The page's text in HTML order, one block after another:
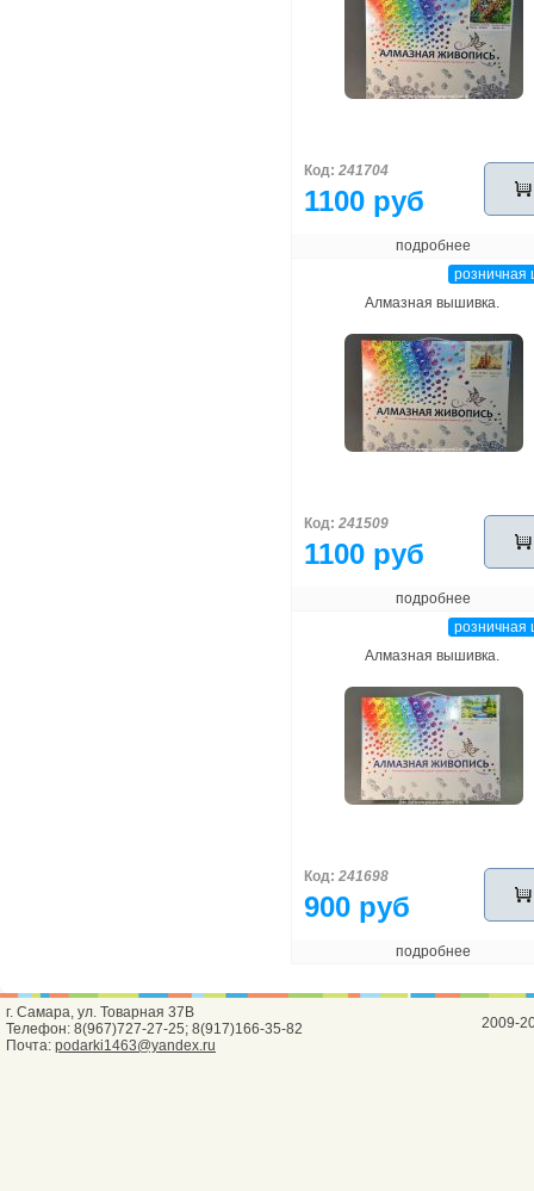
Код: 241704
1100 руб
подробнее
розничная
Алмазная вышивка.
Код: 241509
1100 руб
подробнее
розничная
Алмазная вышивка.
Код: 241698
900 руб
подробнее
г. Самара, ул. Товарная 37В
Телефон: 8(967)727-27-25; 8(917)166-35-82
Почта: podarki1463@yandex.ru
2009-